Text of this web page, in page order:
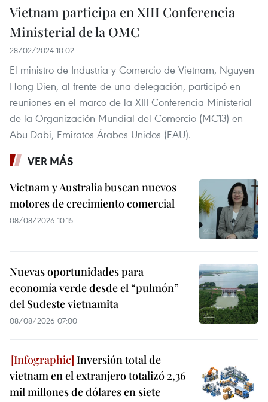
Vietnam participa en XIII Conferencia
Ministerial de la OMC
28/02/2024 10:02
El ministro de Industria y Comercio de Vietnam, Nguyen
Hong Dien, al frente de una delegación, participó en
reuniones en el marco de la XIII Conferencia Ministerial
de la Organización Mundial del Comercio (MC13) en
Abu Dabi, Emiratos Árabes Unidos (EAU).
VER MÁS
Vietnam y Australia buscan nuevos
motores de crecimiento comercial
08/08/2026 10:15
Nuevas oportunidades para
economía verde desde el “pulmón”
del Sudeste vietnamita
08/08/2026 07:00
Inversión total de
vietnam en el extranjero totalizó 2,36
mil millones de dólares en siete